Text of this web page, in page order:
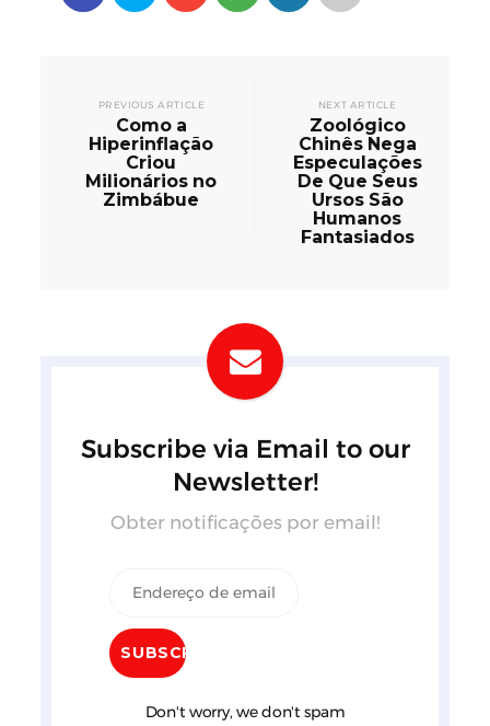
PREVIOUS ARTICLE
Como a
Hiperinflação
Criou
Milionários no
Zimbábue
NEXT ARTICLE
Zoológico
Chinês Nega
Especulações
De Que Seus
Ursos São
Humanos
Fantasiados
Subscribe via Email to our
Newsletter!
Obter notificações por email!
Don't worry, we don't spam